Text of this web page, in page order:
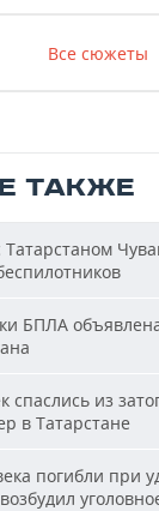
Все сюжеты
ТАКЖЕ
Татарстаном
БПЛА
спаслись из
в Татарстане
погибли при